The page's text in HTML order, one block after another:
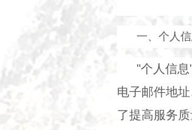
一、个人
"个人信
电子邮件地
了提高服务